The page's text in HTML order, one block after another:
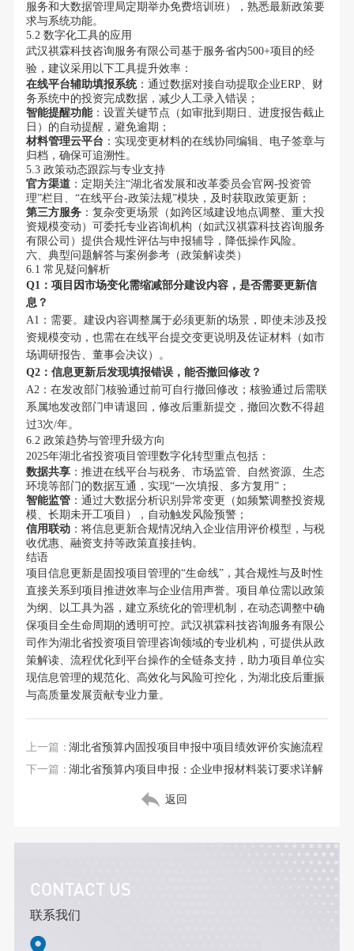
服务和大数据管理局定期举办免费培训班），熟悉最新政策要
求与系统功能。
5.2 数字化工具的应用
武汉祺霖科技咨询服务有限公司基于服务省内500+项目的经
验，建议采用以下工具提升效率：
在线平台辅助填报系统：通过数据对接自动提取企业ERP、财
务系统中的投资完成数据，减少人工录入错误；
智能提醒功能：设置关键节点（如审批到期日、进度报告截止
日）的自动提醒，避免逾期；
材料管理云平台 ：实现变更材料的在线协同编辑、电子签章与
归档，确保可追溯性。
5.3 政策动态跟踪与专业支持
官方渠道：定期关注“湖北省发展和改革委员会官网-投资管
理”栏目、“在线平台-政策法规”模块，及时获取政策更新；
第三方服务：复杂变更场景（如跨区域建设地点调整、重大投
资规模变动）可委托专业咨询机构（如武汉祺霖科技咨询服务
有限公司）提供合规性评估与申报辅导，降低操作风险。
六、典型问题解答与案例参考（政策解读类）
6.1 常见疑问解析
Q1：项目因市场变化需缩减部分建设内容，是否需要更新信
息？
A1：需要。建设内容调整属于必须更新的场景，即使未涉及投
资规模变动，也需在在线平台提交变更说明及佐证材料（如市
场调研报告、董事会决议）。
Q2：信息更新后发现填报错误，能否撤回修改？
A2：在发改部门核验通过前可自行撤回修改；核验通过后需联
系属地发改部门申请退回，修改后重新提交，撤回次数不得超
过3次/年。
6.2 政策趋势与管理升级方向
2025年湖北省投资项目管理数字化转型重点包括：
数据共享：推进在线平台与税务、市场监管、自然资源、生态
环境等部门的数据互通，实现“一次填报、多方复用”；
智能监管：通过大数据分析识别异常变更（如频繁调整投资规
模、长期未开工项目），自动触发风险预警；
信用联动：将信息更新合规情况纳入企业信用评价模型，与税
收优惠、融资支持等政策直接挂钩。
结语
项目信息更新是固投项目管理的“生命线”，其合规性与及时性
直接关系到项目推进效率与企业信用声誉。项目单位需以政策
为纲、以工具为器，建立系统化的管理机制，在动态调整中确
保项目全生命周期的透明可控。武汉祺霖科技咨询服务有限公
司作为湖北省投资项目管理咨询领域的专业机构，可提供从政
策解读、流程优化到平台操作的全链条支持，助力项目单位实
现信息管理的规范化、高效化与风险可控化，为湖北疫后重振
与高质量发展贡献专业力量。
上一篇：湖北省预算内固投项目申报中项目绩效评价实施流程
下一篇：湖北省预算内项目申报：企业申报材料装订要求详解
返回
CONTACT US
联系我们